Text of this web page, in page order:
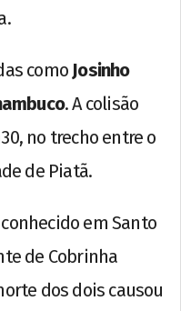
como Josinho
. A colisão
no trecho entre o
de Piatã.
em Santo
de Cobrinha
dos dois causou